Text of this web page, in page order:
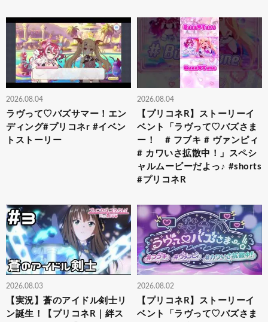
2026.08.04
ラヴって♡バズサマー！エン
ディング#プリコネr #イベン
トストーリー
2026.08.04
【プリコネR】ストーリーイ
ベント「ラヴって♡バズさま
ー！ # フブキ # ヴァンピィ
# カワいさ拡散中！」スペシ
ャルムービーだよっ♪ #shorts
#プリコネR
2026.08.03
【実況】蒼のアイドル剣士リ
ン誕生！【プリコネR｜絆ス
2026.08.02
【プリコネR】ストーリーイ
ベント「ラヴって♡バズさま